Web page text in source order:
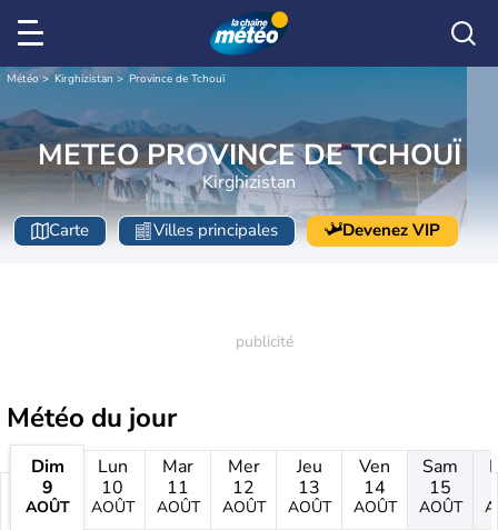
Météo Kirghizistan Province de Tchouï
METEO PROVINCE DE TCHOUÏ
Kirghizistan
Carte Villes principales Devenez VIP
Météo du jour
Dim
9
AOÛT
Lun
10
AOÛT
Mar
11
AOÛT
Mer
12
AOÛT
Jeu
13
AOÛT
Ven
14
AOÛT
Sam
15
AOÛT